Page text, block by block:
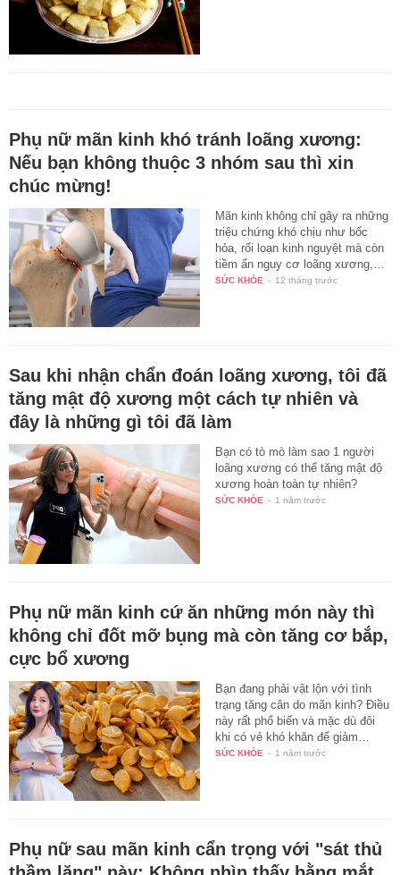
Phụ nữ mãn kinh khó tránh loãng xương:
Nếu bạn không thuộc 3 nhóm sau thì xin
chúc mừng!
Mãn kinh không chỉ gây ra những
triệu chứng khó chịu như bốc
hỏa, rối loạn kinh nguyệt mà còn
tiềm ẩn nguy cơ loãng xương,…
SỨC KHỎE - 12 tháng trước
Sau khi nhận chẩn đoán loãng xương, tôi đã
tăng mật độ xương một cách tự nhiên và
đây là những gì tôi đã làm
Bạn có tò mò làm sao 1 người
loãng xương có thể tăng mật độ
xương hoàn toàn tự nhiên?
SỨC KHỎE - 1 năm trước
Phụ nữ mãn kinh cứ ăn những món này thì
không chỉ đốt mỡ bụng mà còn tăng cơ bắp,
cực bổ xương
Bạn đang phải vật lộn với tình
trạng tăng cân do mãn kinh? Điều
này rất phổ biến và mặc dù đôi
khi có vẻ khó khăn để giảm…
SỨC KHỎE - 1 năm trước
Phụ nữ sau mãn kinh cẩn trọng với "sát thủ